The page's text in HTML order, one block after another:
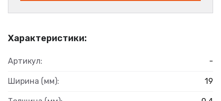
Характеристики:
Артикул: -
Ширина (мм): 19